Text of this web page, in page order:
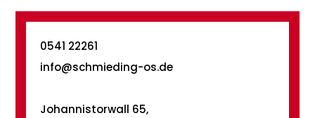
0541 22261
info@schmieding-os.de
Johannistorwall 65,